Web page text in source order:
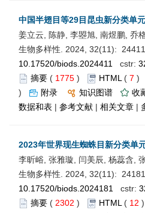
中国半翅目等29目昆虫新分类单
姜立云, 陈静, 李曌旭, 南煜鹏, 乔
生物多样性. 2024, 32(11):
10.17520/biods.2024411
cstr:
摘要 ( 1775 ) HTML ( 7 )
)
附录 知识图谱
收
数据和表 | 参考文献 | 相关文章 |
2023年世界现生蜘蛛目新分类单
李昕峪, 张雅璇, 闫美辰, 杨蕊含,
生物多样性. 2024, 32(11):
10.17520/biods.2024181
cstr:
摘要 ( 2302 ) HTML ( 12